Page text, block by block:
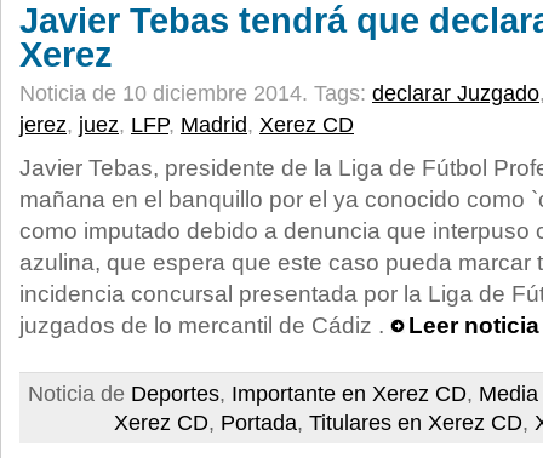
Javier Tebas tendrá que
Xerez
Noticia de 10 diciembre 2014. Tags: declarar Juzgado
jerez, juez, LFP, Madrid, Xerez CD
Javier Tebas, presidente de la Liga de Fútbol
mañana en el banquillo por el ya conocido como
como imputado debido a denuncia que interpuso
azulina, que espera que este caso pueda marcar
incidencia concursal presentada por la Liga de
juzgados de lo mercantil de Cádiz .
Leer
Noticia de Deportes, Importante en Xerez CD,
Xerez CD, Portada, Titulares en Xerez CD,